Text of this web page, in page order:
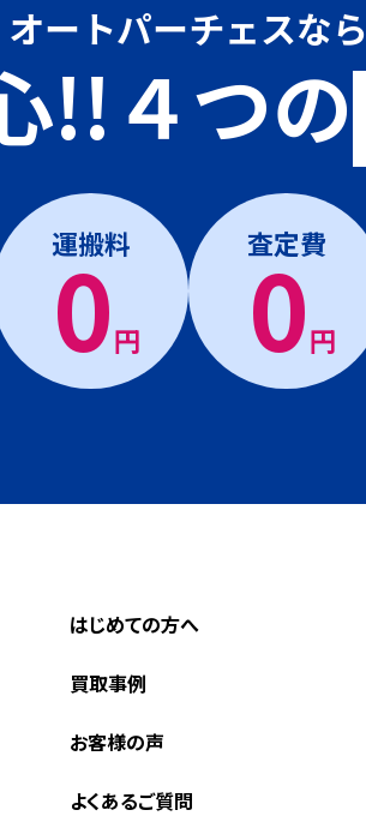
オートパーチェスなら
!!４つの
運搬料
0円
査定費
0円
はじめての方へ
買取事例
お客様の声
よくあるご質問